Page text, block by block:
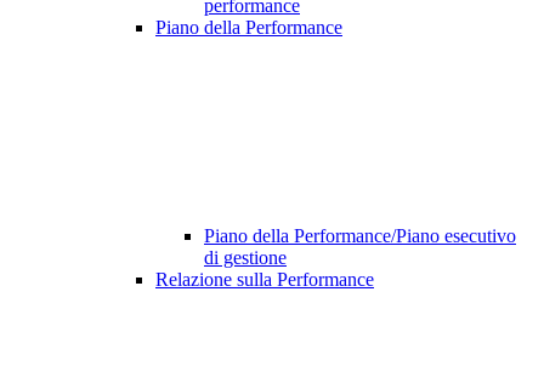
performance
Piano della Performance
Piano della Performance/Piano esecutivo
di gestione
Relazione sulla Performance